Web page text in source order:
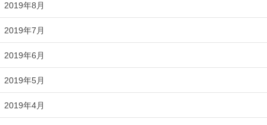
2019年8月
2019年7月
2019年6月
2019年5月
2019年4月